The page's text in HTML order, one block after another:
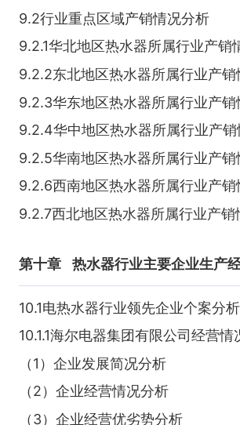
9.2行业重点区域产销情况分析
9.2.1华北地区热水器所属行业产销
9.2.2东北地区热水器所属行业产销
9.2.3华东地区热水器所属行业产销
9.2.4华中地区热水器所属行业产
9.2.5华南地区热水器所属行业产销
9.2.6西南地区热水器所属行业产销
9.2.7西北地区热水器所属行业产销
第十章 热水器行业主要企业生产
10.1电热水器行业领先企业个案分析
10.1.1海尔电器集团有限公司经营情
（1）企业发展简况分析
（2）企业经营情况分析
（3）企业经营优劣势分析